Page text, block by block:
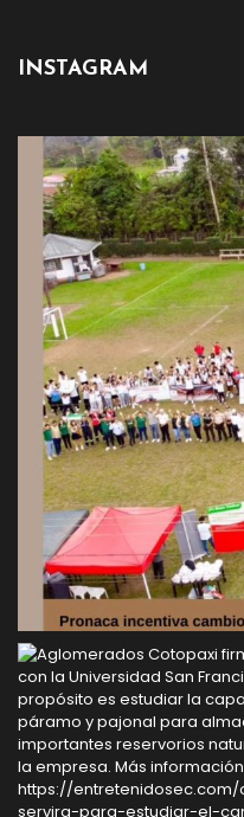
INSTAGRAM